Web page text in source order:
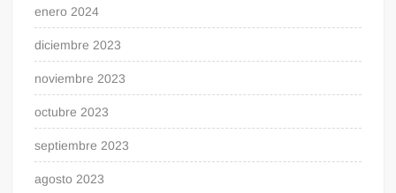
enero 2024
diciembre 2023
noviembre 2023
octubre 2023
septiembre 2023
agosto 2023